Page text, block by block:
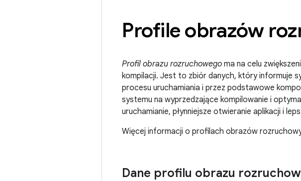
Profile obrazów
Profil obrazu rozruchowego ma na celu
kompilacji. Jest to zbiór danych, który informuje
procesu uruchamiania i przez podstawowe
systemu na wyprzedzające kompilowanie i
uruchamianie, płynniejsze otwieranie aplikacji i
Więcej informacji o profilach obrazów
Dane profilu obrazu